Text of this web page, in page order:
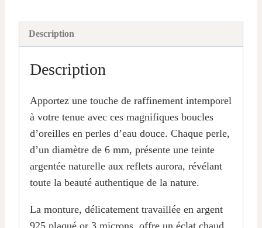
Description
Description
Apportez une touche de raffinement intemporel
à votre tenue avec ces magnifiques boucles
d’oreilles en perles d’eau douce. Chaque perle,
d’un diamètre de 6 mm, présente une teinte
argentée naturelle aux reflets aurora, révélant
toute la beauté authentique de la nature.
La monture, délicatement travaillée en argent